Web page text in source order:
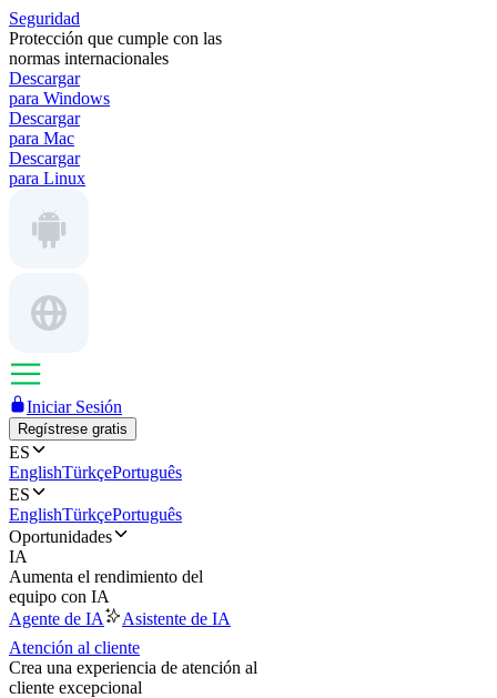
Seguridad
Protección que cumple con las
normas internacionales
Descargar
para Windows
Descargar
para Mac
Descargar
para Linux
Iniciar Sesión
Regístrese gratis
ES
EnglishTürkçePortuguês
ES
EnglishTürkçePortuguês
Oportunidades
IA
Aumenta el rendimiento del
equipo con IA
Agente de IA
Asistente de IA
Atención al cliente
Crea una experiencia de atención al
cliente excepcional